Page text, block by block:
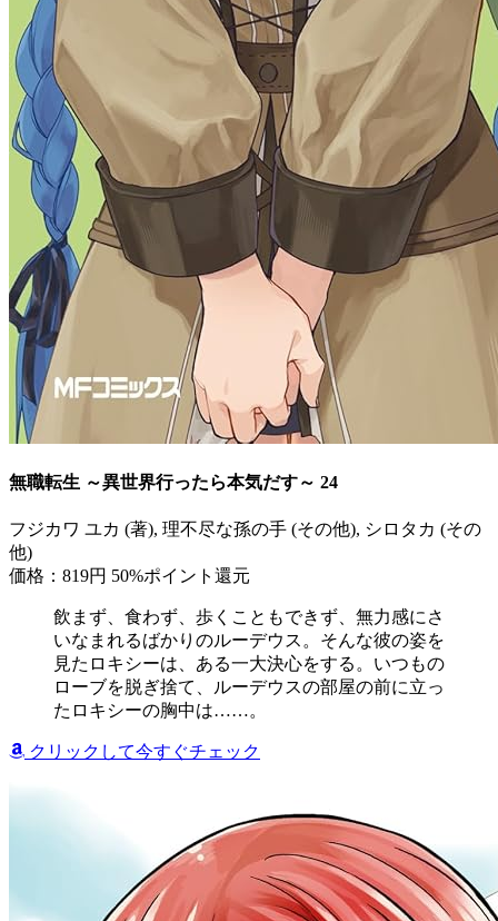
無職転生 ～異世界行ったら本気だす～ 24
フジカワ ユカ (著), 理不尽な孫の手 (その他), シロタカ (その
他)
価格：819円 50%ポイント還元
飲まず、食わず、歩くこともできず、無力感にさ
いなまれるばかりのルーデウス。そんな彼の姿を
見たロキシーは、ある一大決心をする。いつもの
ローブを脱ぎ捨て、ルーデウスの部屋の前に立っ
たロキシーの胸中は……。
クリックして今すぐチェック